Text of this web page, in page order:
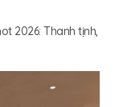
2026: Thanh tịnh,